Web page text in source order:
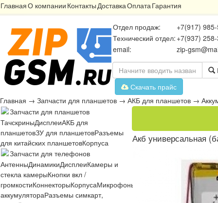
ГлавнаяО компании КонтактыДоставкаОплатаГарантия
Отдел продаж:
+7(917)
Технический отдел: +7(937)
email:
zip-
Скачать прайс
Главная → Запчасти для планшетов → АКБ для планшетов →
Запчасти для планшетов
ТачскриныДисплеиАКБ для
планшетовЗУ для планшетовРазъемы
для китайских планшетовКорпуса
Запчасти для телефонов
АнтенныДинамикиДисплеиКамеры и
стекла камерыКнопки вкл /
громкостиКоннекторыКорпусаМикрофоны Платы
аккумулятораРазъемы симкарт,
Акб универсальная